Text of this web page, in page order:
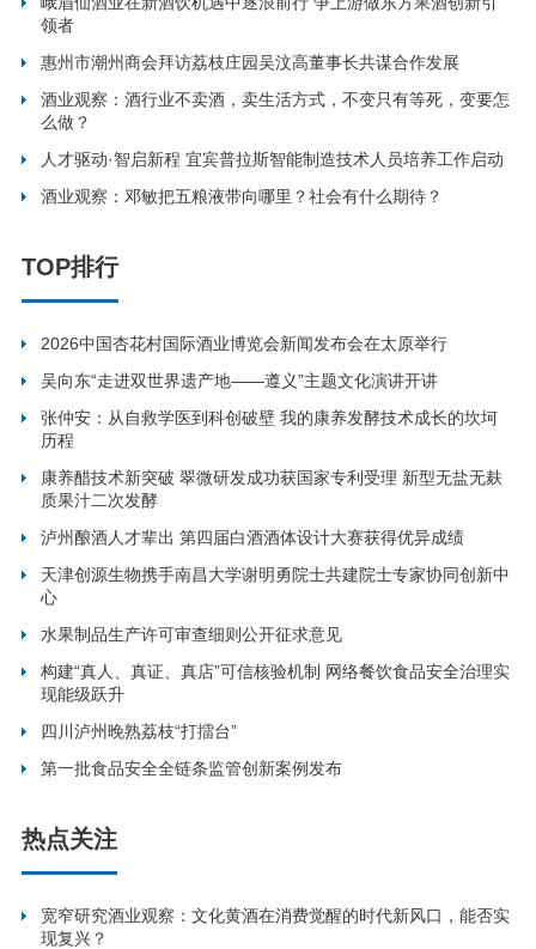
领者
惠州市潮州商会拜访荔枝庄园吴汶高董事长共谋合作发展
酒业观察：酒行业不卖酒，卖生活方式，不变只有等死，变要怎
么做？
人才驱动·智启新程 宜宾普拉斯智能制造技术人员培养工作启动
酒业观察：邓敏把五粮液带向哪里？社会有什么期待？
TOP排行
2026中国杏花村国际酒业博览会新闻发布会在太原举行
吴向东“走进双世界遗产地——遵义”主题文化演讲开讲
张仲安：从自救学医到科创破壁 我的康养发酵技术成长的坎坷
历程
康养醋技术新突破 翠微研发成功获国家专利受理 新型无盐无麸
质果汁二次发酵
泸州酿酒人才辈出 第四届白酒酒体设计大赛获得优异成绩
天津创源生物携手南昌大学谢明勇院士共建院士专家协同创新中
心
水果制品生产许可审查细则公开征求意见
构建“真人、真证、真店”可信核验机制 网络餐饮食品安全治理实
现能级跃升
四川泸州晚熟荔枝“打擂台”
第一批食品安全全链条监管创新案例发布
热点关注
宽窄研究酒业观察：文化黄酒在消费觉醒的时代新风口，能否实
现复兴？